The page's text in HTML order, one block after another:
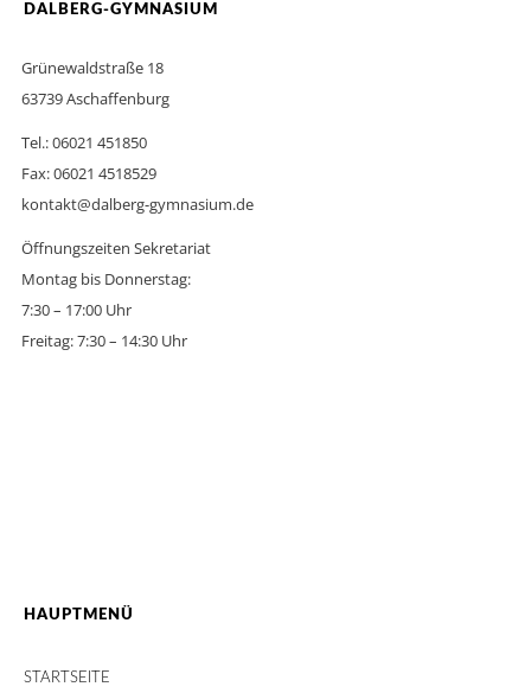
DALBERG-GYMNASIUM
Grünewaldstraße 18
63739 Aschaffenburg
Tel.: 06021 451850
Fax: 06021 4518529
kontakt@dalberg-gymnasium.de
Öffnungszeiten Sekretariat
Montag bis Donnerstag:
7:30 – 17:00 Uhr
Freitag: 7:30 – 14:30 Uhr
HAUPTMENÜ
STARTSEITE